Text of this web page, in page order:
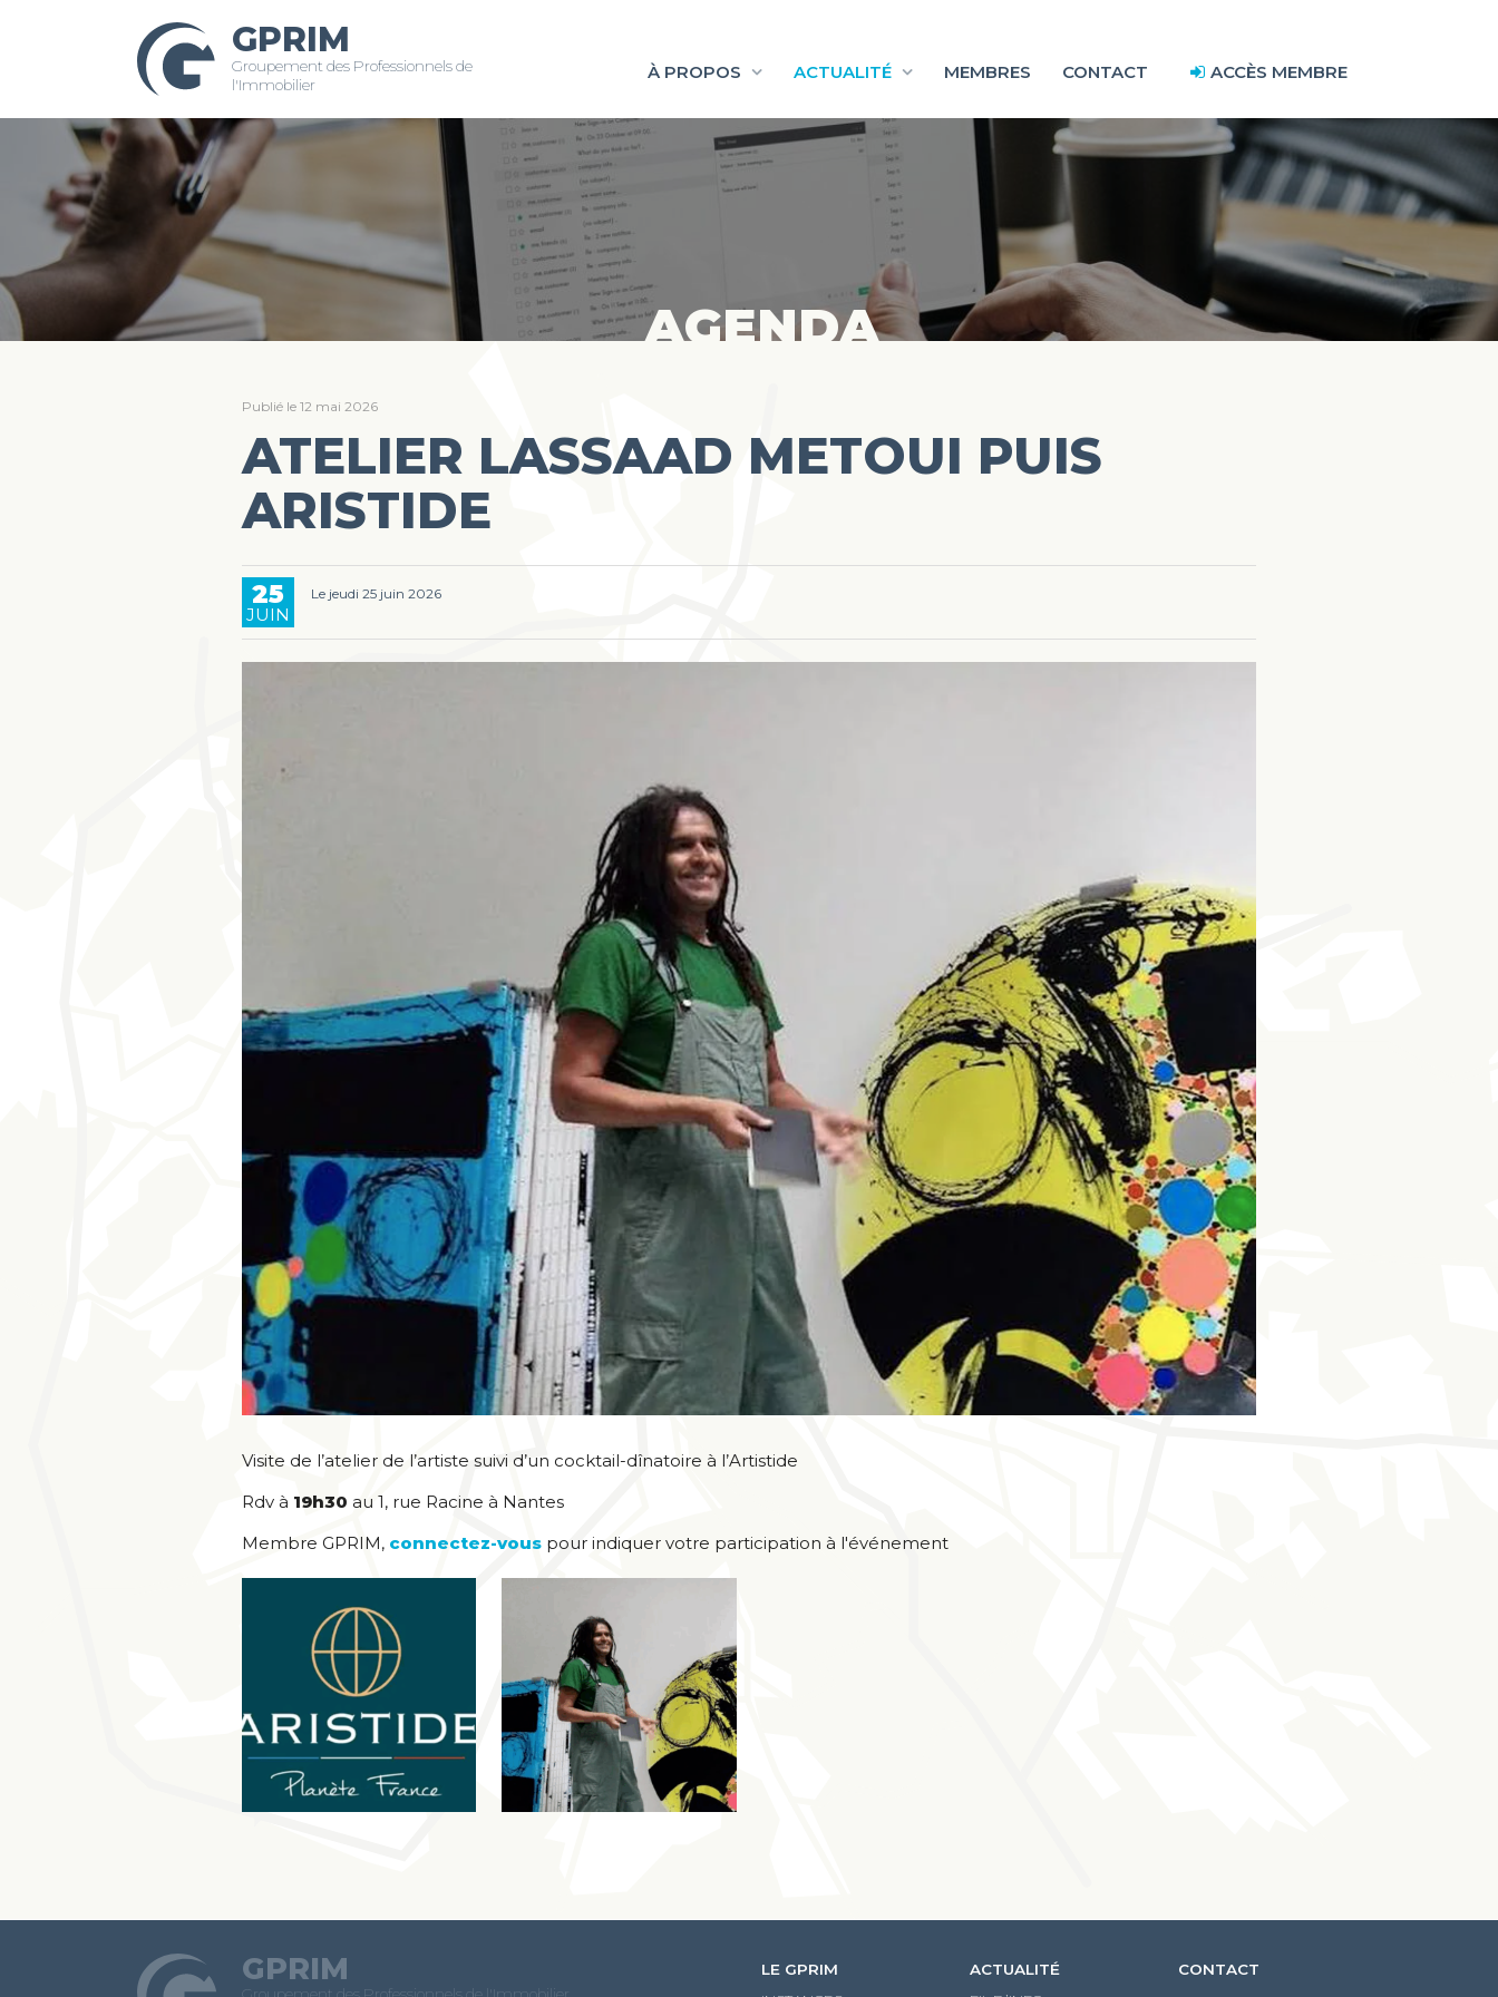
GPRIM
Groupement des Professionnels de
l'Immobilier
À PROPOS ACTUALITÉ MEMBRES CONTACT ACCÈS MEMBRE
AGENDA
Publié le 12 mai 2026
ATELIER LASSAAD METOUI PUIS
ARISTIDE
25
JUIN
Le jeudi 25 juin 2026
Visite de l’atelier de l’artiste suivi d’un cocktail-dînatoire à l’Artistide
Rdv à 19h30 au 1, rue Racine à Nantes
Membre GPRIM, connectez-vouspour indiquer votre participation à l'événement
GPRIM
Groupement des Professionnels de l'Immobilier
LE GPRIM
ACTUALITÉ
CONTACT